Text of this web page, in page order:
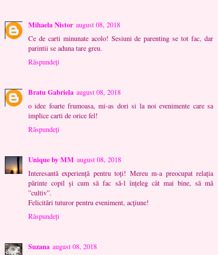
Mihaela Nistor august 08, 2018
Ce de carti minunate acolo! Sesiuni de parenting se tot fac, dar
parintii se aduna tare greu.
Răspundeți
Bratu Gabriela august 08, 2018
o idee foarte frumoasa, mi-as dori si la noi evenimente care sa
implice carti de orice fel!
Răspundeți
Unique by MM august 08, 2018
Interesantă experiență pentru toți! Mereu m-a preocupat relația
părinte copil și cum să fac să-l înțeleg cât mai bine, să mă
”cultiv”.
Felicitări tuturor pentru eveniment, acțiune!
Răspundeți
Suzana august 08, 2018